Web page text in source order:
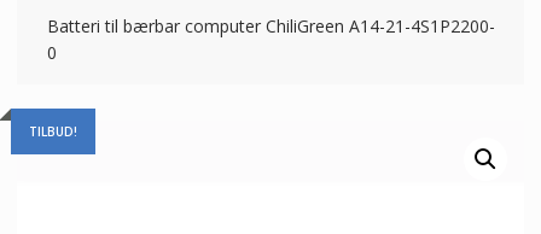
Batteri til bærbar computer ChiliGreen A14-21-4S1P2200-
0
TILBUD!